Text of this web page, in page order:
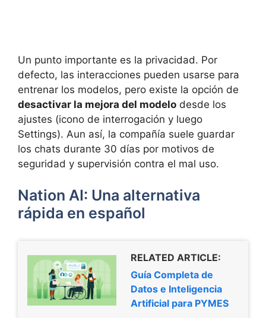
Un punto importante es la privacidad. Por
defecto, las interacciones pueden usarse para
entrenar los modelos, pero existe la opción de
desactivar la mejora del modelo desde los
ajustes (icono de interrogación y luego
Settings). Aun así, la compañía suele guardar
los chats durante 30 días por motivos de
seguridad y supervisión contra el mal uso.
Nation AI: Una alternativa
rápida en español
RELATED ARTICLE:
Guía Completa de
Datos e Inteligencia
Artificial para PYMES